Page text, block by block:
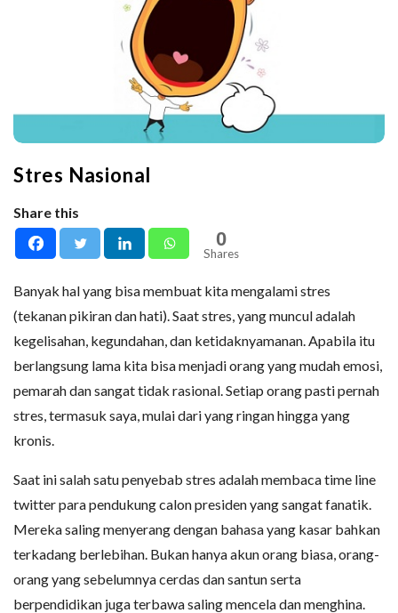
Stres Nasional
Share this
0
Shares
Banyak hal yang bisa membuat kita mengalami stres
(tekanan pikiran dan hati). Saat stres, yang muncul adalah
kegelisahan, kegundahan, dan ketidaknyamanan. Apabila itu
berlangsung lama kita bisa menjadi orang yang mudah emosi,
pemarah dan sangat tidak rasional. Setiap orang pasti pernah
stres, termasuk saya, mulai dari yang ringan hingga yang
kronis.
Saat ini salah satu penyebab stres adalah membaca time line
twitter para pendukung calon presiden yang sangat fanatik.
Mereka saling menyerang dengan bahasa yang kasar bahkan
terkadang berlebihan. Bukan hanya akun orang biasa, orang-
orang yang sebelumnya cerdas dan santun serta
berpendidikan juga terbawa saling mencela dan menghina.